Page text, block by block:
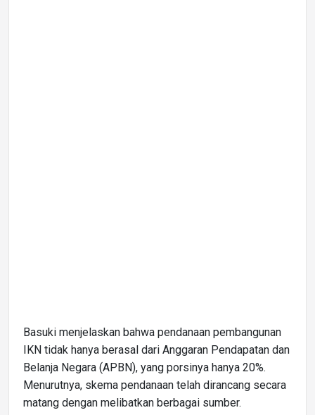
Basuki menjelaskan bahwa pendanaan pembangunan
IKN tidak hanya berasal dari Anggaran Pendapatan dan
Belanja Negara (APBN), yang porsinya hanya 20%.
Menurutnya, skema pendanaan telah dirancang secara
matang dengan melibatkan berbagai sumber.